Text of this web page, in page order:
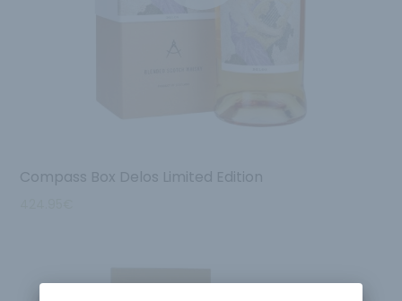
Compass Box Delos Limited Edition